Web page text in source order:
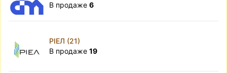
В продаже 6
РІЕЛ (21)
В продаже 19